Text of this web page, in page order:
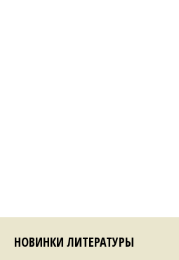
НОВИНКИ ЛИТЕРАТУРЫ